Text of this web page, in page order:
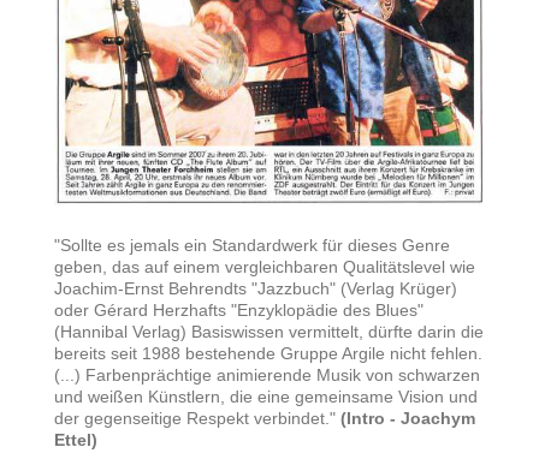
"Sollte es jemals ein Standardwerk für dieses Genre
geben, das auf einem vergleichbaren Qualitätslevel wie
Joachim-Ernst Behrendts "Jazzbuch" (Verlag Krüger)
oder Gérard Herzhafts "Enzyklopädie des Blues"
(Hannibal Verlag) Basiswissen vermittelt, dürfte darin die
bereits seit 1988 bestehende Gruppe Argile nicht fehlen.
(...) Farbenprächtige animierende Musik von schwarzen
und weißen Künstlern, die eine gemeinsame Vision und
der gegenseitige Respekt verbindet." (Intro - Joachym
Ettel)